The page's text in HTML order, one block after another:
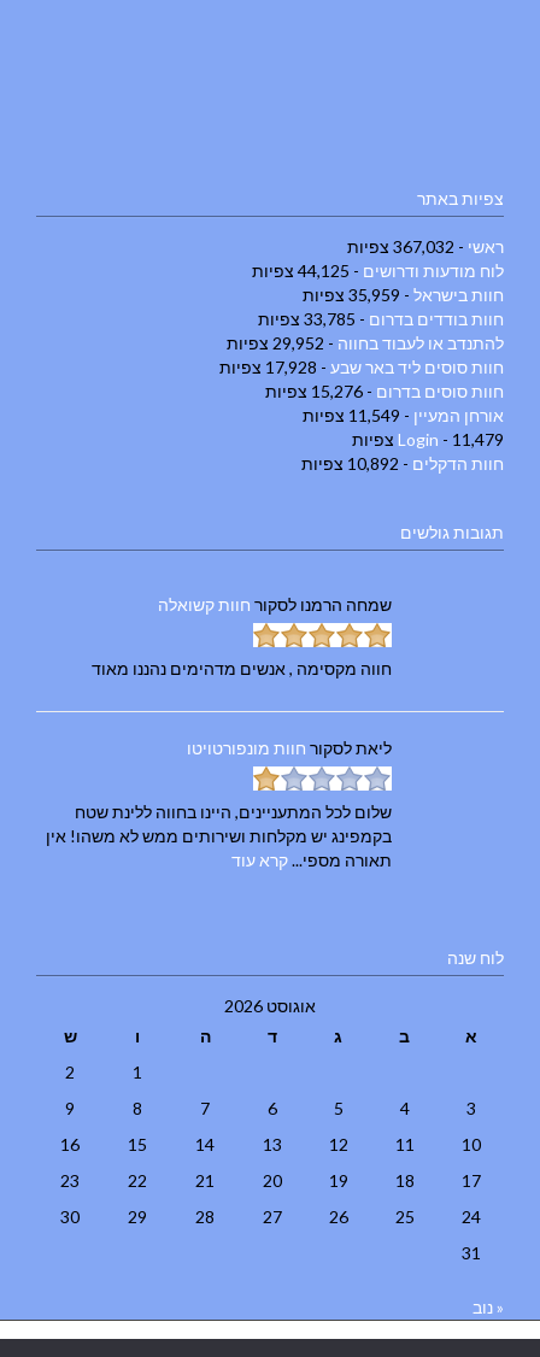
צפיות באתר
ראשי - 367,032 צפיות
לוח מודעות ודרושים - 44,125 צפיות
חוות בישראל - 35,959 צפיות
חוות בודדים בדרום - 33,785 צפיות
להתנדב או לעבוד בחווה - 29,952 צפיות
חוות סוסים ליד באר שבע - 17,928 צפיות
חוות סוסים בדרום - 15,276 צפיות
אורחן המעיין - 11,549 צפיות
Login - 11,479 צפיות
חוות הדקלים - 10,892 צפיות
תגובות גולשים
שמחה הרמנו לסקור חוות קשואלה
חווה מקסימה , אנשים מדהימים נהננו מאוד
ליאתלסקור חוות מונפורטויטו
שלום לכל המתעניינים, היינו בחווה ללינת שטח
בקמפינג יש מקלחות ושירותים ממש לא משהו! אין
תאורה מספי...קרא עוד
לוח שנה
אוגוסט 2026
א
ב ג ד ה ו
ש
1
2
3
4
5
6
7
8
9
10
11
12
13
14
15
16
17
18
19
20
21
22
23
24
25
26
27
28
29
30
31
« נוב